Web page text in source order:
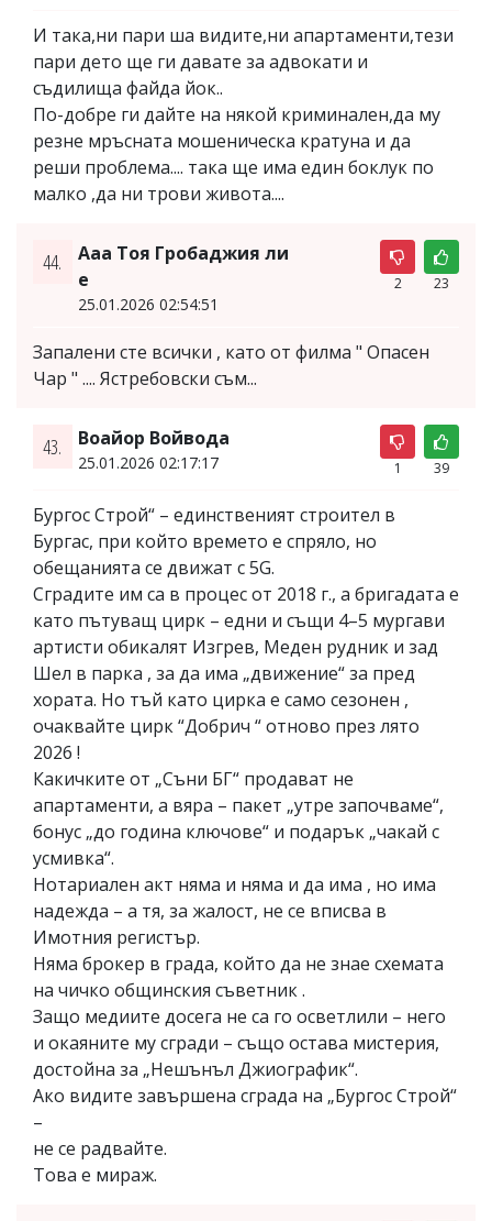
И така,ни пари ша видите,ни апартаменти,тези
пари дето ще ги давате за адвокати и
съдилища файда йок..
По-добре ги дайте на някой криминален,да му
резне мръсната мошеническа кратуна и да
реши проблема.... така ще има един боклук по
малко ,да ни трови живота....
44.
Ааа Тоя Гробаджия ли
е
25.01.2026 02:54:51
2 23
Запалени сте всички , като от филма " Опасен
Чар " .... Ястребовски съм...
43. Воайор Войвода
25.01.2026 02:17:17 1 39
Бургос Строй“ – единственият строител в
Бургас, при който времето е спряло, но
обещанията се движат с 5G.
Сградите им са в процес от 2018 г., а бригадата е
като пътуващ цирк – едни и същи 4–5 мургави
артисти обикалят Изгрев, Меден рудник и зад
Шел в парка , за да има „движение“ за пред
хората. Но тъй като цирка е само сезонен ,
очаквайте цирк “Добрич “ отново през лято
2026 !
Какичките от „Съни БГ“ продават не
апартаменти, а вяра – пакет „утре започваме“,
бонус „до година ключове“ и подарък „чакай с
усмивка“.
Нотариален акт няма и няма и да има , но има
надежда – а тя, за жалост, не се вписва в
Имотния регистър.
Няма брокер в града, който да не знае схемата
на чичко общинския съветник .
Защо медиите досега не са го осветлили – него
и окаяните му сгради – също остава мистерия,
достойна за „Нешънъл Джиографик“.
Ако видите завършена сграда на „Бургос Строй“
–
не се радвайте.
Това е мираж.